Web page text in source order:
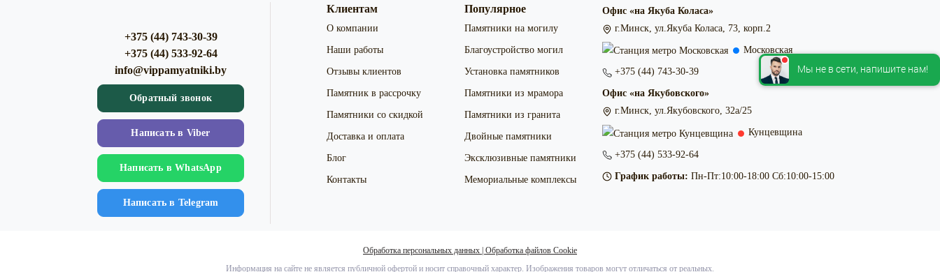
+375 (44) 743-30-39
+375 (44) 533-92-64
info@vippamyatniki.by
Обратный звонок
Напиcать в Viber
Напиcать в WhatsApp
Напиcать в Telegram
Клиентам
О компании
Наши работы
Отзывы клиентов
Памятник в рассрочку
Памятники со скидкой
Доставка и оплата
Блог
Контакты
Популярное
Памятники на могилу
Благоустройство могил
Установка памятников
Памятники из мрамора
Памятники из гранита
Двойные памятники
Эксклюзивные памятники
Мемориальные комплексы
Офис «на Якуба Коласа»
г.Минск, ул.Якуба Коласа, 73, корп.2
Московская
+375 (44) 743-30-39
Офис «на Якубовского»
г.Минск, ул.Якубовского, 32а/25
Кунцевщина
+375 (44) 533-92-64
График работы: Пн-Пт:10:00-18:00 Сб:10:00-15:00
Обработка персональных данных Обработка файлов Сookie
Информация на сайте не является публичной офертой и носит справочный характер. Изображения товаров могут отличаться от реальных.
Мы не в сети, напишите нам!